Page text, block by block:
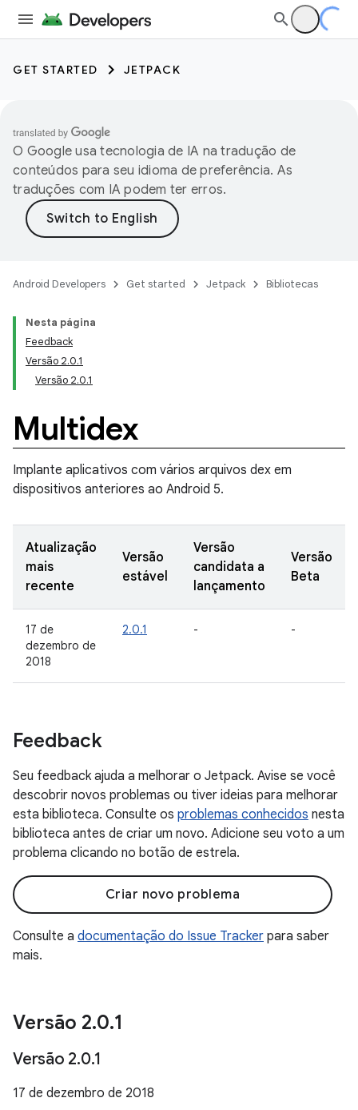
GET STARTED JETPACK
O Google usa tecnologia de IA na tradução de
conteúdos para seu idioma de preferência. As
traduções com IA podem ter erros.
Android Developers Get started Jetpack Bibliotecas
Nesta página
Feedback
Versão 2.0.1
Versão 2.0.1
Multidex
Implante aplicativos com vários arquivos dex em
dispositivos anteriores ao Android 5.
Atualização
mais
recente
Versão
estável
Versão
candidata a
lançamento
Versão
Beta
17 de
dezembro de
2018
2.0.1 - -
Feedback
Seu feedback ajuda a melhorar o Jetpack. Avise se você
descobrir novos problemas ou tiver ideias para melhorar
esta biblioteca. Consulte os problemas conhecidos nesta
biblioteca antes de criar um novo. Adicione seu voto a um
problema clicando no botão de estrela.
Criar novo problema
Consulte a documentação do Issue Tracker para saber
mais.
Versão 2.0.1
Versão 2.0.1
17 de dezembro de 2018